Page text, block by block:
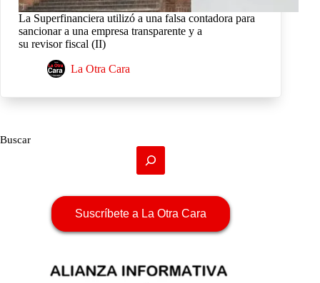
La Superfinanciera utilizó a una falsa contadora para
sancionar a una empresa transparente y a
su revisor fiscal (II)
La Otra Cara
Buscar
Suscríbete a La Otra Cara